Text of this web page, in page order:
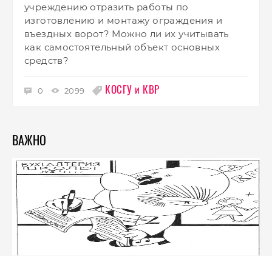
учреждению отразить работы по
изготовлению и монтажу ограждения и
въездных ворот? Можно ли их учитывать
как самостоятельный объект основных
средств?
0 2099 КОСГУ и КВР
ВАЖНО